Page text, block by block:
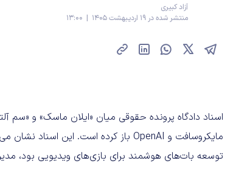
آزاد کبیری
منتشر شده در 19 اردیبهشت 1405 | 13:00
اسناد دادگاه پرونده حقوقی میان «ایلان ماسک» و «سم
توسعه بات‌های هوشمند برای بازی‌های ویدیویی بود،